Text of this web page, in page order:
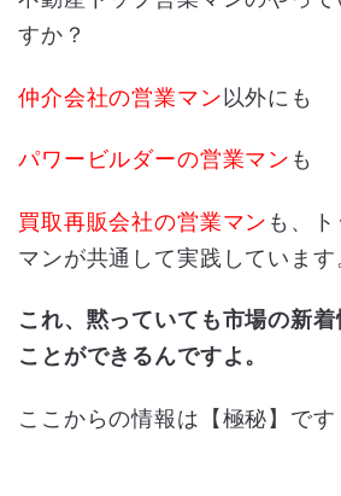
すか？
仲介会社の営業マン 以外にも
パワービルダーの営業マン も
買取再販会社の営業マン も、
マンが共通して実践しています
これ、黙っていても市場の新
ことができるんですよ。
ここからの情報は【極秘】です